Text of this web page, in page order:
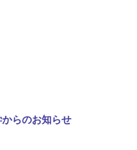
からのお知らせ